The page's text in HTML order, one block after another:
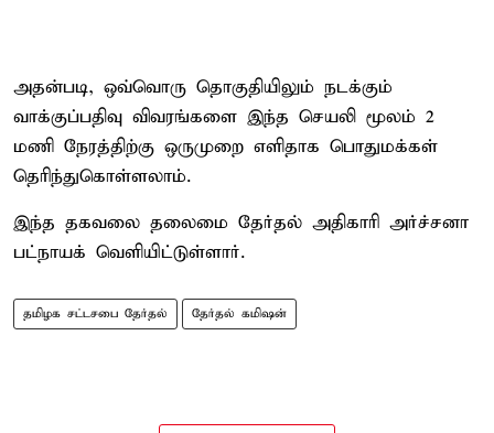
அதன்படி, ஒவ்வொரு தொகுதியிலும் நடக்கும்
வாக்குப்பதிவு விவரங்களை இந்த செயலி மூலம் 2
மணி நேரத்திற்கு ஒருமுறை எளிதாக பொதுமக்கள்
தெரிந்துகொள்ளலாம்.
இந்த தகவலை தலைமை தேர்தல் அதிகாரி அர்ச்சனா
பட்நாயக் வெளியிட்டுள்ளார்.
தமிழக சட்டசபை தேர்தல் தேர்தல் கமிஷன்